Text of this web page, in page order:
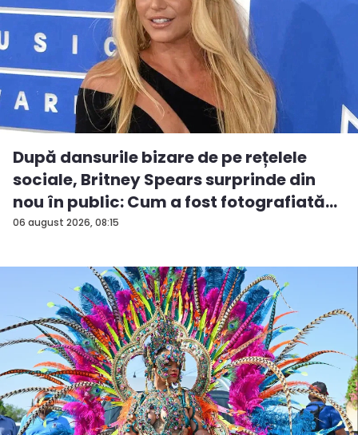
06 august 2026, 08:15
După dansurile bizare de pe rețelele
sociale, Britney Spears surprinde din
nou în public: Cum a fost fotografiată
î...